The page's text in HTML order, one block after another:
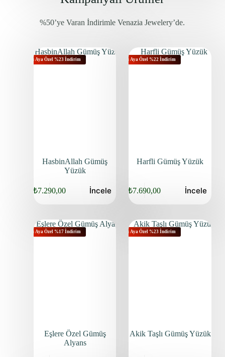
%50’ye Varan İndirimle Venazia Jewelery’de.
Bu Aya Özel %23 İndirim
HasbinAllah Gümüş
Yüzük
₺7.290,00 İncele
Bu Aya Özel %22 İndirim
Harfli Gümüş Yüzük
₺7.690,00 İncele
Bu Aya Özel %17 İndirim
Eşlere Özel Gümüş
Alyans
Bu Aya Özel %23 İndirim
Akik Taşlı Gümüş Yüzük